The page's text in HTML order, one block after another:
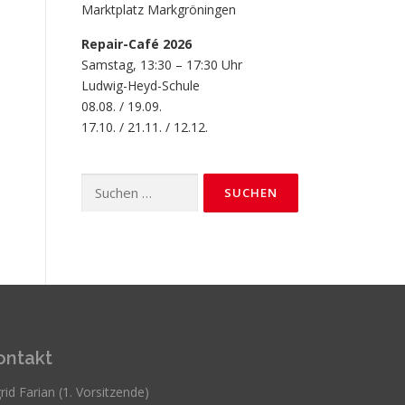
Marktplatz Markgröningen
Repair-Café 2026
Samstag, 13:30 – 17:30 Uhr
Ludwig-Heyd-Schule
08.08. / 19.09.
17.10. / 21.11. / 12.12.
Farian (1. Vorsitzende)